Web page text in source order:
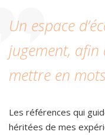
Un espace
jugement, afin
mettre en
Les références qui
héritées de mes